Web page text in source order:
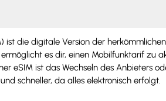
ist die digitale Version der
es dir, einen Mobilfunktarif zu
eSIM ist das Wechseln des Anbieters
schneller, da alles elektronisch erfolgt.